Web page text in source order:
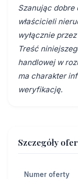
Szanując
właścicieli
wyłącznie
Treść
handlowej w
ma charakter
weryfikację.
Szczegóły
Numer oferty